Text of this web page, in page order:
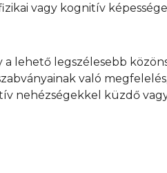
vagy kognitív
lehető legszélesebb
való
nehézségekkel küzdő